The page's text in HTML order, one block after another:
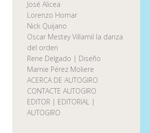
José Alicea
Lorenzo Homar
Nick Quijano
Oscar Mestey Villamil la danza
del orden
Rene Delgado | Diseño
Marnie Pérez Moliere
ACERCA DE AUTOGIRO
CONTACTE AUTOGIRO
EDITOR | EDITORIAL |
AUTOGIRO